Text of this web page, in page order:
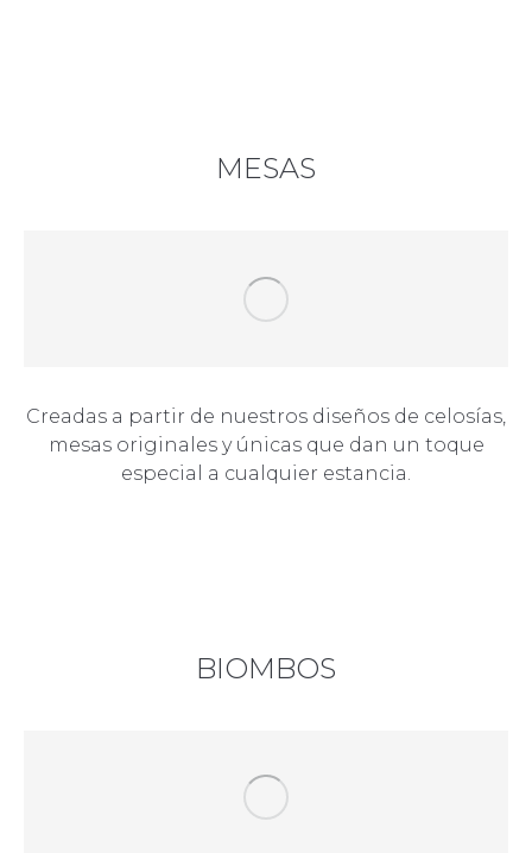
MESAS
Creadas a partir de nuestros diseños de celosías,
mesas originales y únicas que dan un toque
especial a cualquier estancia.
BIOMBOS